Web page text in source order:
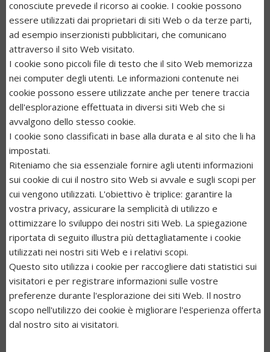
conosciute prevede il ricorso ai cookie. I cookie possono
essere utilizzati dai proprietari di siti Web o da terze parti,
ad esempio inserzionisti pubblicitari, che comunicano
attraverso il sito Web visitato.
I cookie sono piccoli file di testo che il sito Web memorizza
nei computer degli utenti. Le informazioni contenute nei
cookie possono essere utilizzate anche per tenere traccia
dell'esplorazione effettuata in diversi siti Web che si
avvalgono dello stesso cookie.
I cookie sono classificati in base alla durata e al sito che li ha
impostati.
Riteniamo che sia essenziale fornire agli utenti informazioni
sui cookie di cui il nostro sito Web si avvale e sugli scopi per
cui vengono utilizzati. L'obiettivo è triplice: garantire la
vostra privacy, assicurare la semplicità di utilizzo e
ottimizzare lo sviluppo dei nostri siti Web. La spiegazione
riportata di seguito illustra più dettagliatamente i cookie
utilizzati nei nostri siti Web e i relativi scopi.
Questo sito utilizza i cookie per raccogliere dati statistici sui
visitatori e per registrare informazioni sulle vostre
preferenze durante l'esplorazione dei siti Web. Il nostro
scopo nell'utilizzo dei cookie è migliorare l'esperienza offerta
dal nostro sito ai visitatori.